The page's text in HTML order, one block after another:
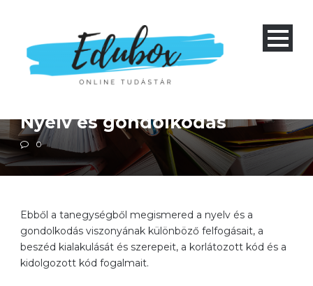
Magyar nyelvtan
Négyéves gimnázium 1-4 és nyolcéves gimnázium 5-8
Nyelv és gondolkodás
0
Ebből a tanegységből megismered a nyelv és a
gondolkodás viszonyának különböző felfogásait, a
beszéd kialakulását és szerepeit, a korlátozott kód és a
kidolgozott kód fogalmait.